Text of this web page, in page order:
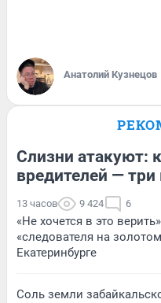
Анатолий Кузнецов
Слизни атакуют:
вредителей —
13 часов 9 424 6
«Не хочется в это
«следователя на
Екатеринбурге
Соль земли